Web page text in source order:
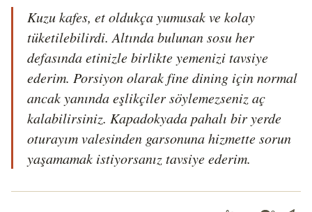
Kuzu kafes, et oldukça yumusak ve kolay
tüketilebilirdi. Altında bulunan sosu her
defasında etinizle birlikte yemenizi tavsiye
ederim. Porsiyon olarak fine dining için normal
ancak yanında eşlikçiler söylemezseniz aç
kalabilirsiniz. Kapadokyada pahalı bir yerde
oturayım valesinden garsonuna hizmette sorun
yaşamamak istiyorsanız tavsiye ederim.